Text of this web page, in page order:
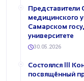
Представители
медицинского
Самарском
университете
30.05.2026
Состоялся III
посвящённый